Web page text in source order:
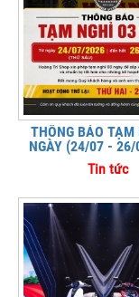
THÔNG BÁO TẠM
NGÀY (24/07 -
Tin tức